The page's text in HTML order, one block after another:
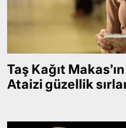
Taş Kağıt
Ataizi güzellik